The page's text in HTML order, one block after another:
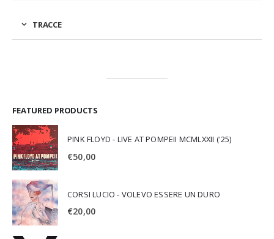
TRACCE
FEATURED PRODUCTS
PINK FLOYD - LIVE AT POMPEII MCMLXXII ('25)
€50,00
CORSI LUCIO - VOLEVO ESSERE UN DURO
€20,00